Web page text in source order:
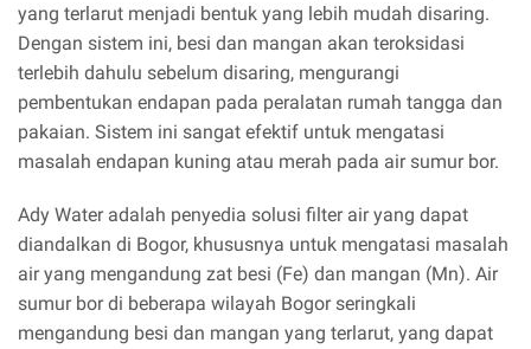
yang terlarut menjadi bentuk yang lebih mudah disaring.
Dengan sistem ini, besi dan mangan akan teroksidasi
terlebih dahulu sebelum disaring, mengurangi
pembentukan endapan pada peralatan rumah tangga dan
pakaian. Sistem ini sangat efektif untuk mengatasi
masalah endapan kuning atau merah pada air sumur bor.
Ady Water adalah penyedia solusi filter air yang dapat
diandalkan di Bogor, khususnya untuk mengatasi masalah
air yang mengandung zat besi (Fe) dan mangan (Mn). Air
sumur bor di beberapa wilayah Bogor seringkali
mengandung besi dan mangan yang terlarut, yang dapat